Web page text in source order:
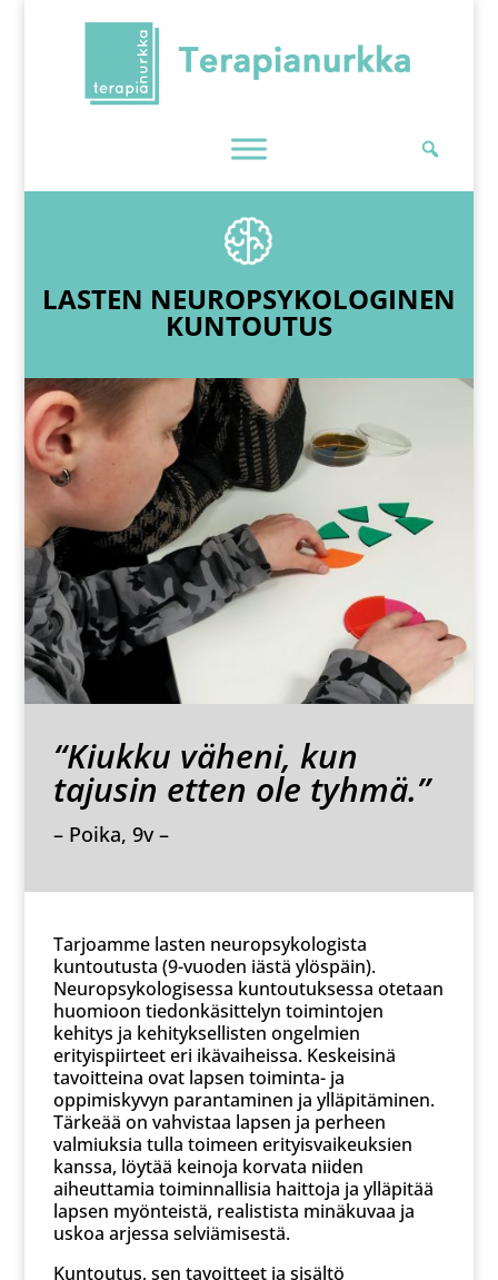
LASTEN NEUROPSYKOLOGINEN
KUNTOUTUS
“Kiukku väheni, kun
tajusin etten ole tyhmä.”
– Poika, 9v –
Tarjoamme lasten neuropsykologista
kuntoutusta (9-vuoden iästä ylöspäin).
Neuropsykologisessa kuntoutuksessa otetaan
huomioon tiedonkäsittelyn toimintojen
kehitys ja kehityksellisten ongelmien
erityispiirteet eri ikävaiheissa. Keskeisinä
tavoitteina ovat lapsen toiminta- ja
oppimiskyvyn parantaminen ja ylläpitäminen.
Tärkeää on vahvistaa lapsen ja perheen
valmiuksia tulla toimeen erityisvaikeuksien
kanssa, löytää keinoja korvata niiden
aiheuttamia toiminnallisia haittoja ja ylläpitää
lapsen myönteistä, realistista minäkuvaa ja
uskoa arjessa selviämisestä.
Kuntoutus, sen tavoitteet ja sisältö